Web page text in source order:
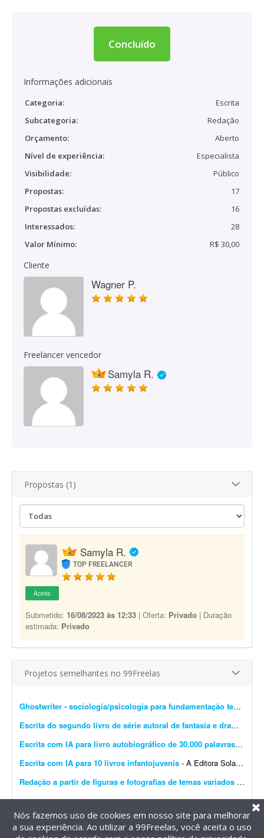
Concluído
Informações adicionais
Categoria:
Escrita
Subcategoria:
Redação
Orçamento:
Aberto
Nível de experiência:
Especialista
Visibilidade:
Público
Propostas:
17
Propostas excluídas:
16
Interessados:
28
Valor Mínimo:
R$ 30,00
Cliente
Wagner P.
Freelancer vencedor
Samyla R.
Propostas (1)
Samyla R.
TOP FREELANCER
Aceita
Submetido: 16/08/2023 às 12:33 | Oferta: Privado | Duração
estimada: Privado
Projetos semelhantes no 99Freelas
Ghostwriter - sociologia/psicologia para fundamentação teórica
Escrita do segundo livro de série autoral de fantasia e drama
Escrita com IA para livro autobiográfico de 30.000 palavras
- A
Escrita com IA para 10 livros infantojuvenis - A Editora Solano busca um profissional especializado em Inteligência Artificial e escrita criativa para desenvolver 10 livros completos, com aproximadamente 10 mil palavras cada, utilizando f...
Redação a partir de figuras e fotografias de temas variados
@2014-2026 99Freelas. Todos os direitos reservados.
Nós fazemos uso de cookies em nosso site para melhorar
a sua experiência. Ao utilizar a 99Freelas, você aceita o uso